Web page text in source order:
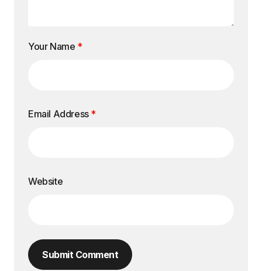
Your Name *
Email Address *
Website
Submit Comment